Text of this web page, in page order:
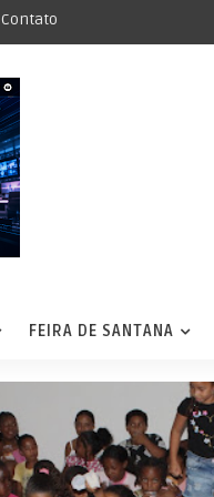
Contato
FEIRA DE SANTANA